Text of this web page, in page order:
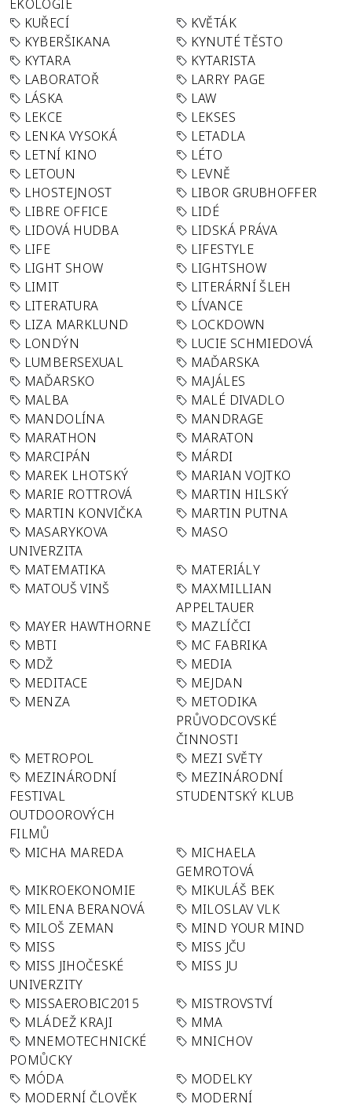
EKOLOGIE
KUŘECÍ
KVĚTÁK
KYBERŠIKANA
KYNUTÉ TĚSTO
KYTARA
KYTARISTA
LABORATOŘ
LARRY PAGE
LÁSKA
LAW
LEKCE
LEKSES
LENKA VYSOKÁ
LETADLA
LETNÍ KINO
LÉTO
LETOUN
LEVNĚ
LHOSTEJNOST
LIBOR GRUBHOFFER
LIBRE OFFICE
LIDÉ
LIDOVÁ HUDBA
LIDSKÁ PRÁVA
LIFE
LIFESTYLE
LIGHT SHOW
LIGHTSHOW
LIMIT
LITERÁRNÍ ŠLEH
LITERATURA
LÍVANCE
LIZA MARKLUND
LOCKDOWN
LONDÝN
LUCIE SCHMIEDOVÁ
LUMBERSEXUAL
MAĎARSKA
MAĎARSKO
MAJÁLES
MALBA
MALÉ DIVADLO
MANDOLÍNA
MANDRAGE
MARATHON
MARATON
MARCIPÁN
MÁRDI
MAREK LHOTSKÝ
MARIAN VOJTKO
MARIE ROTTROVÁ
MARTIN HILSKÝ
MARTIN KONVIČKA
MARTIN PUTNA
MASARYKOVA
UNIVERZITA
MASO
MATEMATIKA
MATERIÁLY
MATOUŠ VINŠ
MAXMILLIAN
APPELTAUER
MAYER HAWTHORNE
MAZLÍČCI
MBTI
MC FABRIKA
MDŽ
MEDIA
MEDITACE
MEJDAN
MENZA
METODIKA
PRŮVODCOVSKÉ
ČINNOSTI
METROPOL
MEZI SVĚTY
MEZINÁRODNÍ
FESTIVAL
OUTDOOROVÝCH
FILMŮ
MEZINÁRODNÍ
STUDENTSKÝ KLUB
MICHA MAREDA
MICHAELA
GEMROTOVÁ
MIKROEKONOMIE
MIKULÁŠ BEK
MILENA BERANOVÁ
MILOSLAV VLK
MILOŠ ZEMAN
MIND YOUR MIND
MISS
MISS JČU
MISS JIHOČESKÉ
UNIVERZITY
MISS JU
MISSAEROBIC2015
MISTROVSTVÍ
MLÁDEŽ KRAJI
MMA
MNEMOTECHNICKÉ
POMŮCKY
MNICHOV
MÓDA
MODELKY
MODERNÍ ČLOVĚK
MODERNÍ